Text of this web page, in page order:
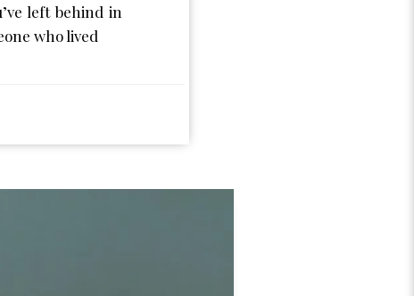
left behind in
who lived